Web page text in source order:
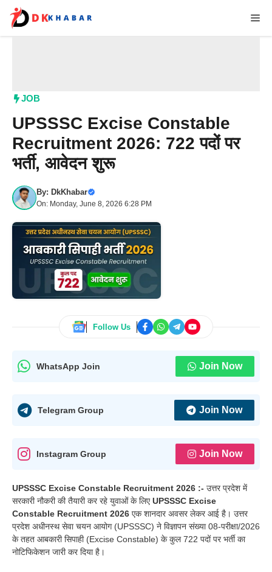
content
JOB
UPSSSC Excise Constable
Recruitment 2026: 722 पदों पर
भर्ती, आवेदन शुरू
By: DkKhabar
On: Monday, June 8, 2026 6:28 PM
Follow Us
WhatsApp Join Join Now
Telegram Group Join Now
Instagram Group Join Now
UPSSSC Excise Constable Recruitment 2026 :- उत्तर प्रदेश में
सरकारी नौकरी की तैयारी कर रहे युवाओं के लिएUPSSSC Excise
Constable Recruitment 2026 एक शानदार अवसर लेकर आई है। उत्तर
प्रदेश अधीनस्थ सेवा चयन आयोग (UPSSSC) ने विज्ञापन संख्या 08-परीक्षा/2026
के तहत आबकारी सिपाही (Excise Constable) के कुल 722 पदों पर भर्ती का
नोटिफिकेशन जारी कर दिया है।